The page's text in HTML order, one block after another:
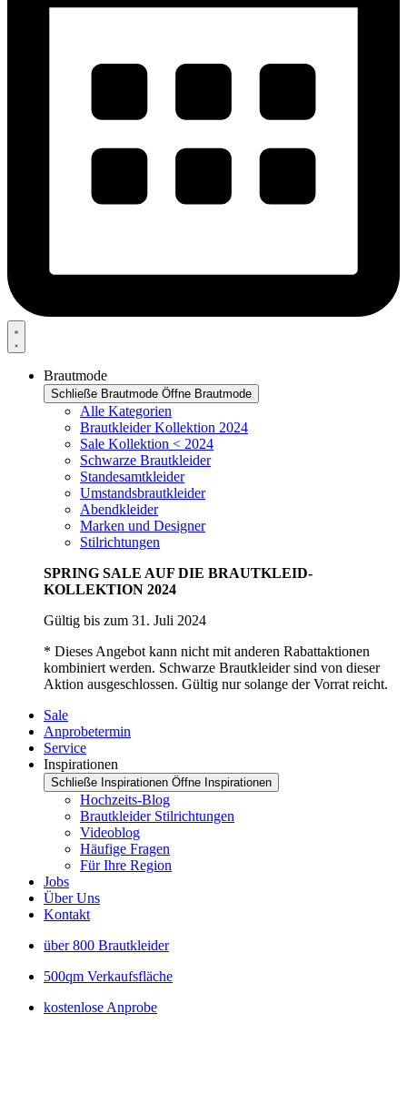
Brautmode
Schließe Brautmode Öffne Brautmode
Alle Kategorien
Brautkleider Kollektion 2024
Sale Kollektion < 2024
Schwarze Brautkleider
Standesamtkleider
Umstandsbrautkleider
Abendkleider
Marken und Designer
Stilrichtungen
SPRING SALE AUF DIE BRAUTKLEID-
KOLLEKTION 2024
Gültig bis zum 31. Juli 2024
* Dieses Angebot kann nicht mit anderen Rabattaktionen
kombiniert werden. Schwarze Brautkleider sind von dieser
Aktion ausgeschlossen. Gültig nur solange der Vorrat reicht.
Sale
Anprobetermin
Service
Inspirationen
Schließe Inspirationen Öffne Inspirationen
Hochzeits-Blog
Brautkleider Stilrichtungen
Videoblog
Häufige Fragen
Für Ihre Region
Jobs
Über Uns
Kontakt
über 800 Brautkleider
500qm Verkaufsfläche
kostenlose Anprobe